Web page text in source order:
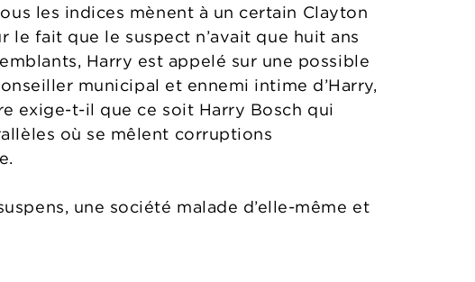
les indices mènent à un certain Clayton
fait que le suspect n’avait que huit ans
Harry est appelé sur une possible
municipal et ennemi intime d’Harry,
exige-t-il que ce soit Harry Bosch qui
où se mêlent corruptions
une société malade d’elle-même et